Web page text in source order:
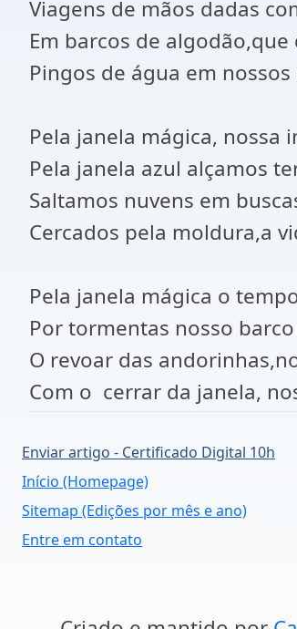
Viagens de mãos dadas
Em barcos de
Pingos de água em
Pela janela mágica, nossa
Pela janela azul alçamos
Saltamos nuvens em
Cercados pela moldura,a
Pela janela mágica o
Por tormentas nosso
O revoar das
Com o cerrar da janela,
Enviar artigo - Certificado Digital 10h
Início (Homepage)
Sitemap (Edições por mês e ano)
Entre em contato